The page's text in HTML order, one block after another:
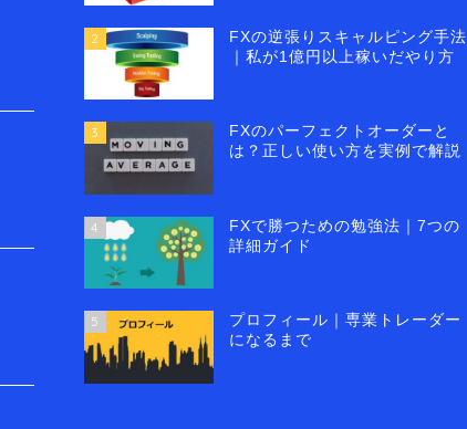
2
FXの逆張りスキャルピング手法
｜私が1億円以上稼いだやり方
3
FXのパーフェクトオーダーと
は？正しい使い方を実例で解説
4
FXで勝つための勉強法｜7つの
詳細ガイド
5
プロフィール｜専業トレーダー
になるまで